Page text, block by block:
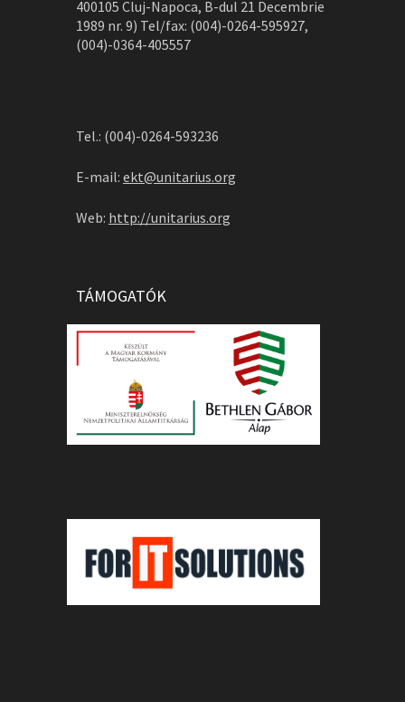
400105 Cluj-Napoca, B-dul 21 Decembrie
1989 nr. 9) Tel/fax: (004)-0264-595927,
(004)-0364-405557
Tel.: (004)-0264-593236
E-mail: ekt@unitarius.org
Web: http://unitarius.org
TÁMOGATÓK